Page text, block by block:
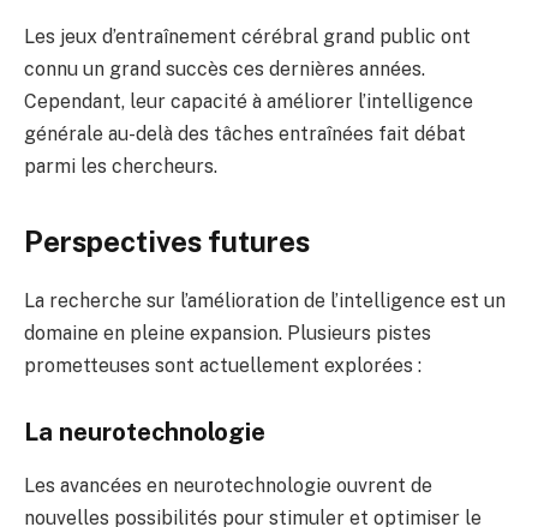
Les jeux d’entraînement cérébral grand public ont
connu un grand succès ces dernières années.
Cependant, leur capacité à améliorer l’intelligence
générale au-delà des tâches entraînées fait débat
parmi les chercheurs.
Perspectives futures
La recherche sur l’amélioration de l’intelligence est un
domaine en pleine expansion. Plusieurs pistes
prometteuses sont actuellement explorées :
La neurotechnologie
Les avancées en neurotechnologie ouvrent de
nouvelles possibilités pour stimuler et optimiser le